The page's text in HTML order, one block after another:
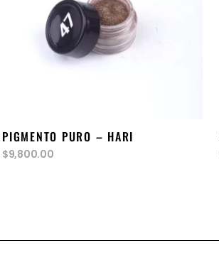
añadir al carrito
PIGMENTO PURO – HARI
$9,800.00